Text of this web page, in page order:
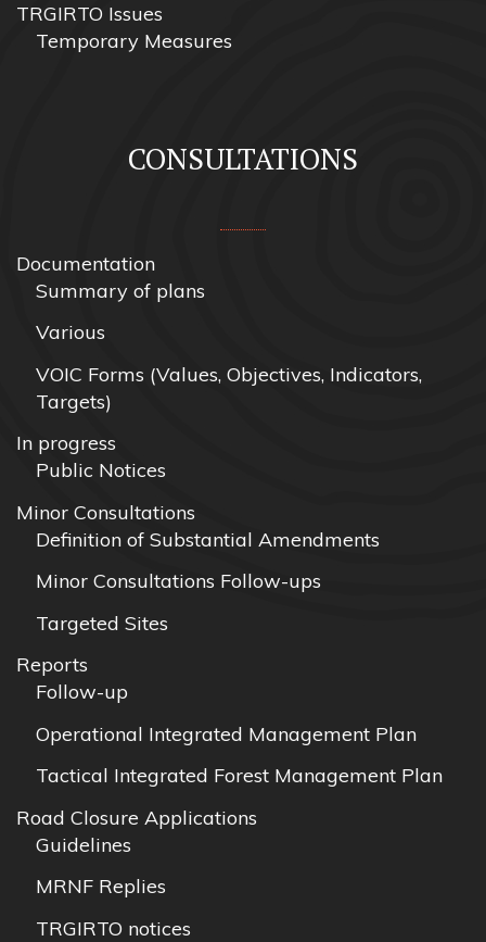
TRGIRTO Issues
Temporary Measures
CONSULTATIONS
Documentation
Summary of plans
Various
VOIC Forms (Values, Objectives, Indicators,
Targets)
In progress
Public Notices
Minor Consultations
Definition of Substantial Amendments
Minor Consultations Follow-ups
Targeted Sites
Reports
Follow-up
Operational Integrated Management Plan
Tactical Integrated Forest Management Plan
Road Closure Applications
Guidelines
MRNF Replies
TRGIRTO notices